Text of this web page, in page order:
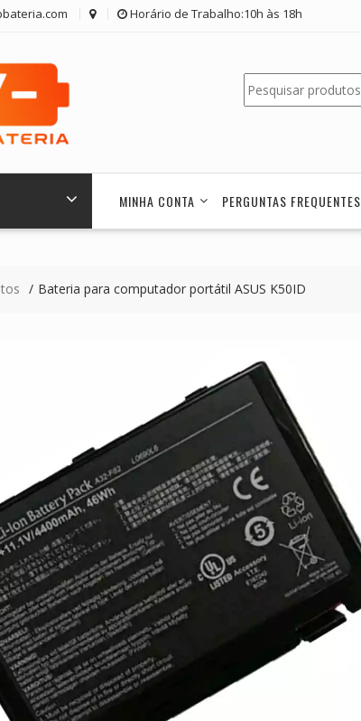
Horário de Trabalho:10h às 18h
Pesquisar
MINHA CONTA PERGUNTAS FREQUENTES
Bateria para computador portátil ASUS K50ID